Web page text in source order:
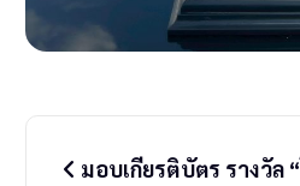
มอบเกียรติบัตร รางวัล